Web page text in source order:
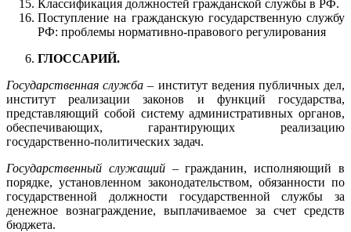
Классификация должностей гражданской службы в РФ.
Поступление на гражданскую государственную службу
РФ: проблемы нормативно-правового регулирования
ГЛОССАРИЙ.
Государственная служба – институт ведения публичных дел,
институт реализации законов и функций государства,
представляющий собой систему административных органов,
обеспечивающих, гарантирующих реализацию
государственно-политических задач.
Государственный служащий– гражданин, исполняющий в
порядке, установленном законодательством, обязанности по
государственной должности государственной службы за
денежное вознаграждение, выплачиваемое за счет средств
бюджета.